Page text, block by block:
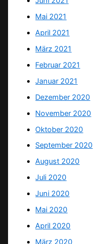
Mai 2021
April 2021
März 2021
Februar 2021
Januar 2021
Dezember 2020
November 2020
Oktober 2020
September 2020
August 2020
Juli 2020
Juni 2020
Mai 2020
April 2020
März 2020